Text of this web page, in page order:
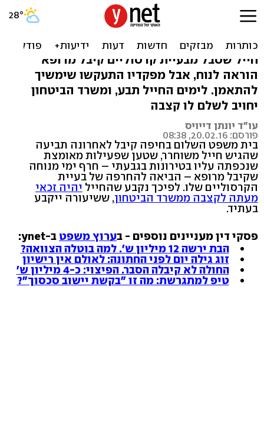
שופט נגד "גבעתי": הפציעה
החריפה בטירונות
חייל שסבל מבעיית קרסוליים קיבל מרופא
הוראה לנוח, אבל מפקדיו התעקשו שימשיך
להתאמן. לימים החייל תבע, ומשרד הביטחון
יחויב לשלם לו קצבה
עו"ד יונתן דייויס
פורסם: 20.02.16, 08:38
בית משפט השלום בחיפה קיבל לאחרונה תביעה
שהגיש חייל משוחרר, שטען שפעילות מאומצת
שנכפתה עליו בטירונות בגבעתי – חרף ימי מנוחה
שקיבל מרופא – הביאה להחרפה של בעיית
הקרסוליים שלו. לפיכך נקבע שהחייל יהיה זכאי
מעתה לקצבה ממשרד הביטחון, ששיעורה ייקבע
בעתיד.
פסקי דין מעניינים נוספים - בערוץ משפט ב-ynet:
הבת ירשה 12 מיליון ש'. למה בוטלה הצוואה?
זוג גילה יום לפני החתונה: לאולם אין רישיון
החולה לא קיבלה הסבר. הפיצוי: כ-4 מיליון ש'
טיפ למתגרשת: מה זו "בקשת יישוב סכסוך"?